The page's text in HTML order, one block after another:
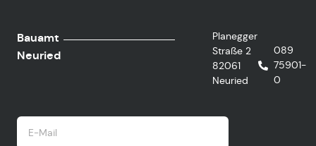
Bauamt
Neuried
Planegger
Straße 2
82061
Neuried
089
75901-
0